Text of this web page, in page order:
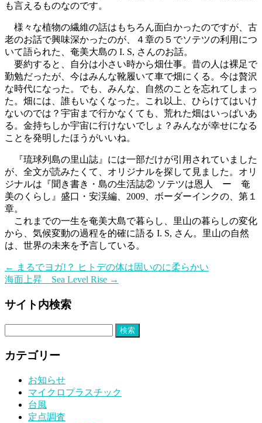
も言えるものなのです。
様々な植物の繊維の話はもちろん面白かったのですが、古
老のお話で興味深かったのが、４章の５でソテツの利用につ
いて語られた、奄美大島の I. S, さんのお話。
要約すると、自分は小さい時から畑仕事。昔の人は裸足で
勤勉だったが、今はみんな靴履いて車で畑にくる。今は贅沢
な時代になった。でも、みんな、自然のことを忘れてしまっ
た。畑には、誰もいなくなった。これ以上、ひらけてはいけ
ないのでは？宇宙まで行かなくても、荒れた畑はいっぱいあ
る。金持ちしか宇宙に行けないでしょ？みんなが幸せになる
ことを発明したほうがいいね。
『琉球列島の里山誌』には一部だけが引用されていました
が、全文が読みたくて、オリジナルを探して見ました。オリ
ジナルは『聞き書き・島の生活誌② ソテツは恩人 ー 奄
美のくらし』盛口・安渓編、2009、ボーダーインクの、第１
章。
これまでの一生を奄美大島で暮らし、里山の暮らしの変化
から、気候変動の過程を的確に語る I. S, さん。里山の自然
は、世界の未来を予言している。
← まるでヨガ!？ ヒトデの体は固いのに柔らかい
海面上昇 Sea Level Rise →
サイト内検索
カテゴリー
お知らせ
マイクロプラスチック
台風
定点調査